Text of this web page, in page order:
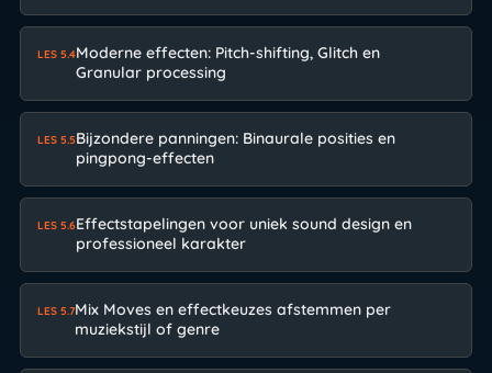
LES 5.4Moderne effecten: Pitch-shifting, Glitch en
Granular processing
LES 5.5Bijzondere panningen: Binaurale posities en
pingpong-effecten
LES 5.6Effectstapelingen voor uniek sound design en
professioneel karakter
LES 5.7Mix Moves en effectkeuzes afstemmen per
muziekstijl of genre